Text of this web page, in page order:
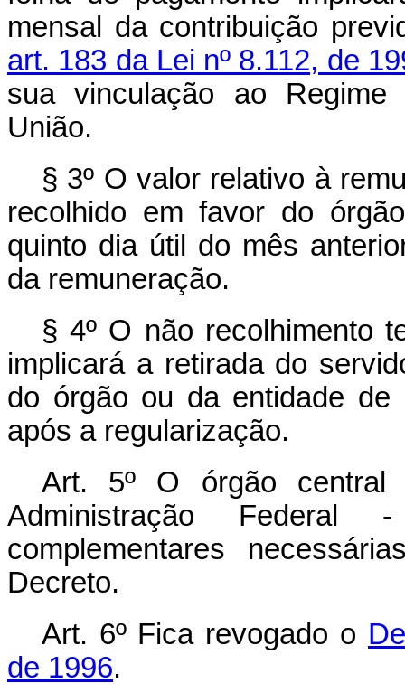
mensal da contribuição
art. 183 da Lei nº 8.112, de
sua vinculação ao
União.
§ 3º O valor relativo à
recolhido em favor do
quinto dia útil do mês
da remuneração.
§ 4º O não recolhimento
implicará a retirada do
do órgão ou da entidade de
após a regularização.
Art. 5º O órgão
Administração
complementares
Decreto.
Art. 6º Fica revogado o
de 1996.